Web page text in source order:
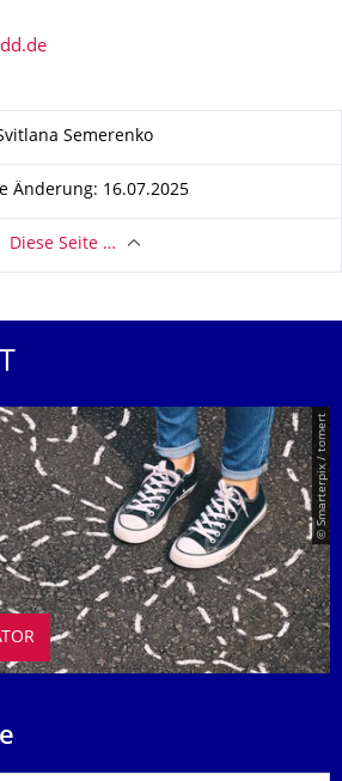
Semerenko
Änderung: 16.07.2025
Diese Seite …
© Smarterpix / tomert